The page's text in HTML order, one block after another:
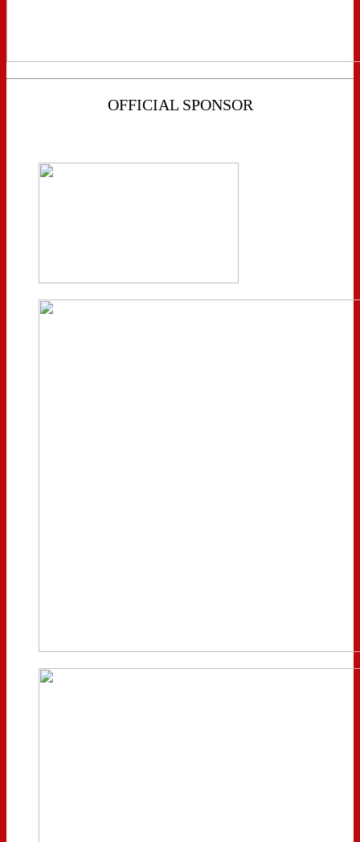
OFFICIAL SPONSOR